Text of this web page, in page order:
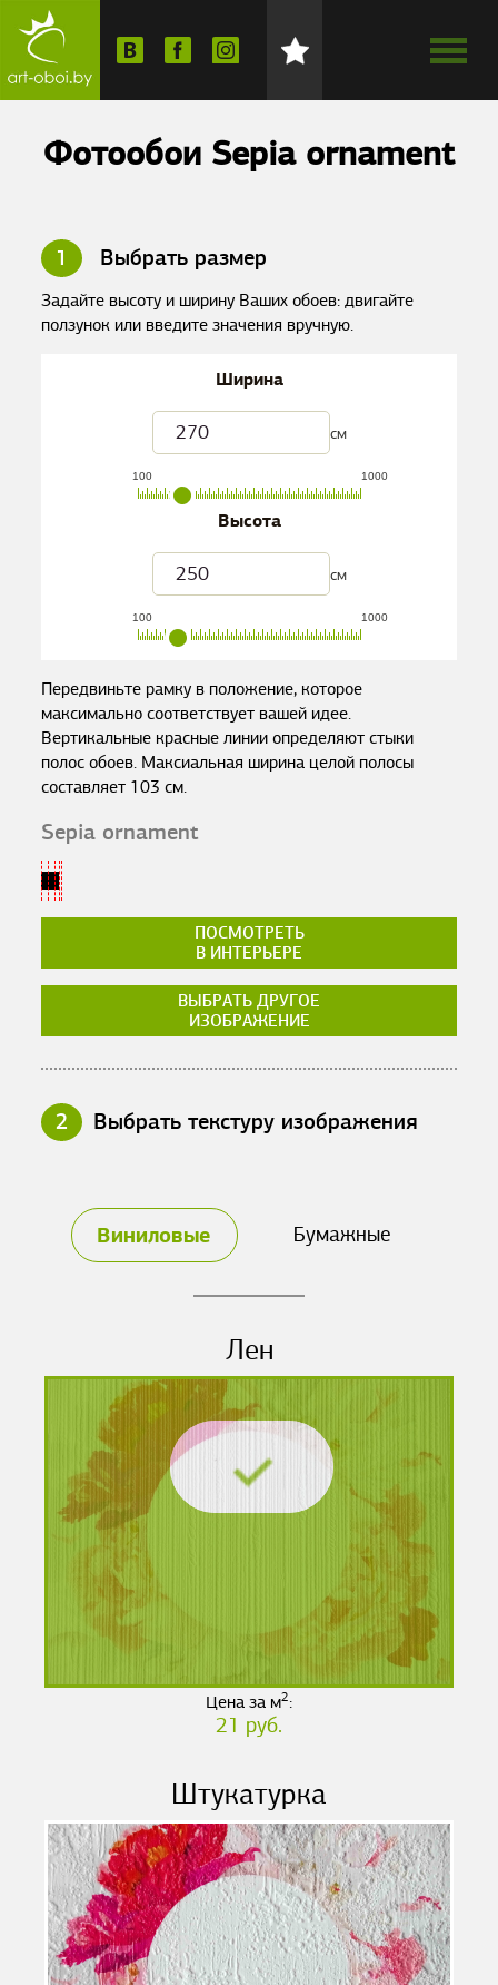
Фотообои Sepia ornament
1 Выбрать размер
Задайте высоту и ширину Ваших обоев: двигайте
ползунок или введите значения вручную.
Ширина
см
100 1000
Высота
см
100 1000
Передвиньте рамку в положение, которое
максимально соответствует вашей идее.
Вертикальные красные линии определяют стыки
полос обоев. Максиальная ширина целой полосы
составляет 103 см.
Sepia ornament
ПОСМОТРЕТЬ
В ИНТЕРЬЕРЕ
ВЫБРАТЬ ДРУГОЕ
ИЗОБРАЖЕНИЕ
2 Выбрать текстуру изображения
Виниловые Бумажные
Лен
Цена за м2:
21 руб.
Штукатурка